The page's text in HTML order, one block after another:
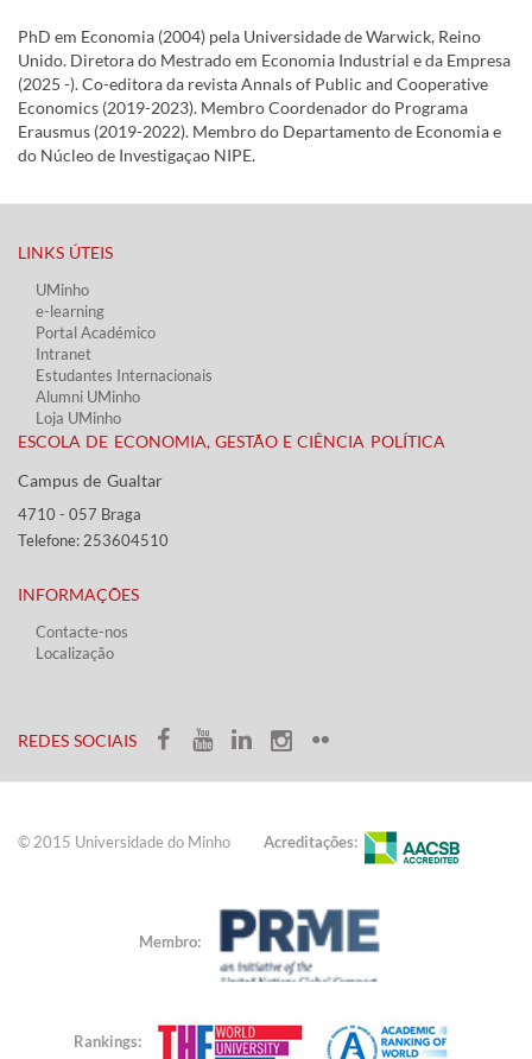
PhD em Economia (2004) pela Universidade de Warwick, Reino
Unido. Diretora do Mestrado em Economia Industrial e da Empresa
(2025 -). Co-editora da revista Annals of Public and Cooperative
Economics (2019-2023). Membro Coordenador do Programa
Erausmus (2019-2022). Membro do Departamento de Economia e
do Núcleo de Investigaçao NIPE.
LINKS ÚTEIS​
UMinho
e-learning
Portal Académico
Intranet
Estudantes Inter​​nacionais
Alumni UMinho
Loja UMinho
ESCOLA DE ECONOMIA, GESTÃO E CIÊNCIA POLÍTICA
Campus de Gualtar ​​
4710 - ​057 Braga
Telefone: 253604510​​
INFORMAÇÕES
Contacte-nos
Localização
​REDES SOCIAIS​​
© 2015 Universidade do ​Minho​​​ Acreditações:
Membro:
Rankings: